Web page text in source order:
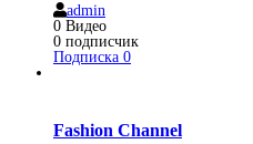
admin
0 Видео
0 подписчик
Подписка 0
Fashion Channel